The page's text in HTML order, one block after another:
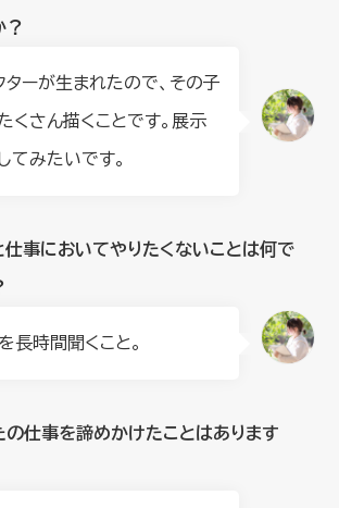
？
ターが生まれたので、その子
くさん描くことです。展示
てみたいです。
仕事においてやりたくないことは何で
長時間聞くこと。
の仕事を諦めかけたことはあります